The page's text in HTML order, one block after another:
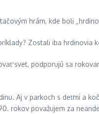
hrám, kde boli
Zostali iba hrdinovia
svet, podporujú sa
Aj v parkoch s deťmi a
rokov považujem za